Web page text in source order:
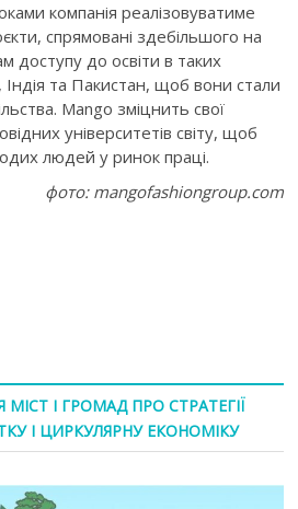
компанія реалізовуватиме
спрямовані здебільшого на
доступу до освіти в таких
та Пакистан, щоб вони стали
Mango зміцнить свої
університетів світу, щоб
людей у ринок праці.
фото: mangofashiongroup.com
І ГРОМАД ПРО СТРАТЕГІЇ
І ЦИРКУЛЯРНУ ЕКОНОМІКУ